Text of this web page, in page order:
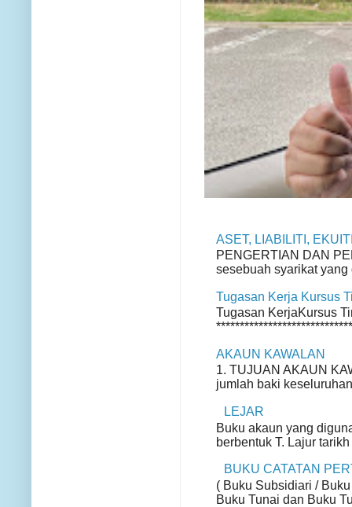
ASET, LIABILITI,
PENGERTIAN DAN
sesebuah syarikat
Tugasan Kerja Kursus
Tugasan KerjaKursus
AKAUN KAWALAN
1. TUJUAN AKAUN
jumlah baki
LEJAR
Buku akaun yang
berbentuk T. Lajur
BUKU CATATAN
( Buku Subsidiari /
Buku Tunai dan Buku